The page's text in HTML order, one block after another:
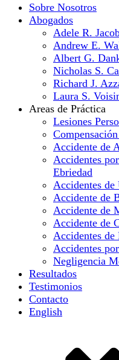
Sobre Nosotros
Abogados
Adele R.
Andrew E.
Albert G.
Nicholas S.
Richard J.
Laura S.
Areas de Práctica
Lesiones
Accidente de
Accidentes
Ebriedad
Accidentes de
Accidente de
Accidente de
Accidente de
Accidentes de
Accidentes
Negligencia
Resultados
Testimonios
Contacto
English